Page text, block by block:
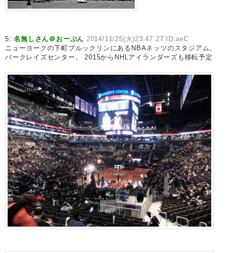
5:名無しさん＠おーぷん 2014/11/25(火)23:47:27 ID:aeC
ニューヨークの下町ブルックリンにあるNBAネッツのスタジアム。
バークレイズセンター。 2015からNHLアイランダーズも移転予定